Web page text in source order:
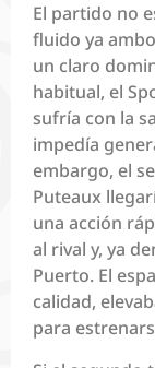
El partido no
fluido ya
un claro
habitual, el
sufría con la
impedía
embargo, el
Puteaux
una acción
al rival y, ya
Puerto. El
calidad,
para